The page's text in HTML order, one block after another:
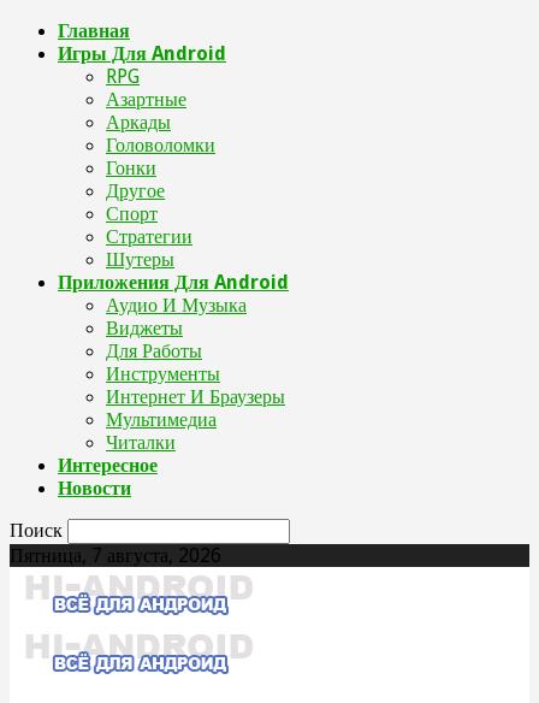
Главная
Игры Для Android
RPG
Азартные
Аркады
Головоломки
Гонки
Другое
Спорт
Стратегии
Шутеры
Приложения Для Android
Аудио И Музыка
Виджеты
Для Работы
Инструменты
Интернет И Браузеры
Мультимедиа
Читалки
Интересное
Новости
Поиск
Пятница, 7 августа, 2026